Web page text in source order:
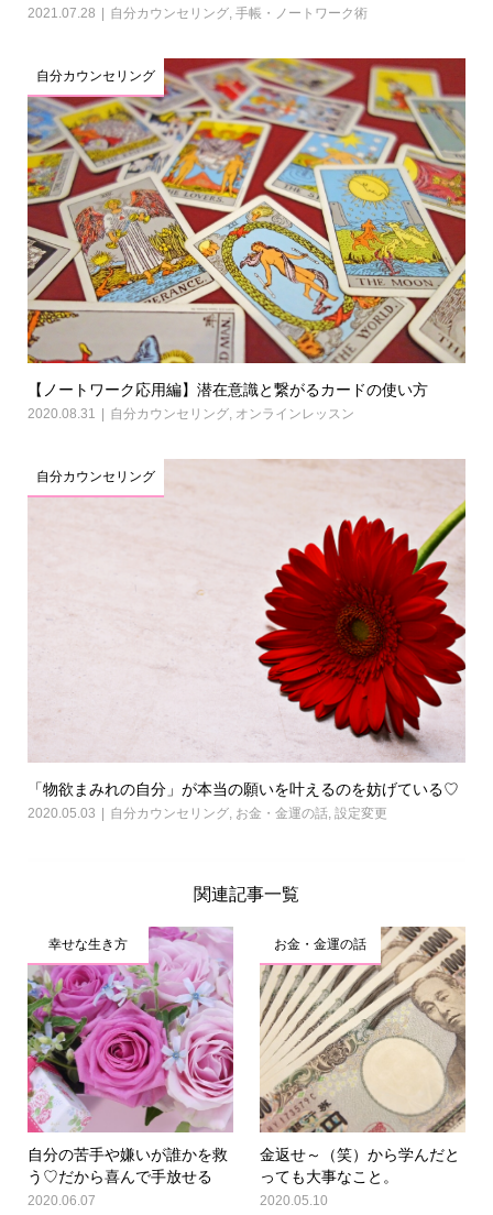
2021.07.28 自分カウンセリング, 手帳・ノートワーク術
自分カウンセリング
【ノートワーク応用編】潜在意識と繋がるカードの使い方
2020.08.31 自分カウンセリング, オンラインレッスン
自分カウンセリング
「物欲まみれの自分」が本当の願いを叶えるのを妨げている♡
2020.05.03 自分カウンセリング, お金・金運の話, 設定変更
関連記事一覧
幸せな生き方
自分の苦手や嫌いが誰かを救
う♡だから喜んで手放せる
2020.06.07
お金・金運の話
金返せ～（笑）から学んだと
っても大事なこと。
2020.05.10